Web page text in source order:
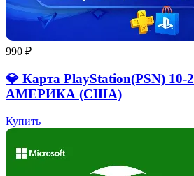
990 ₽
💎 Карта PlayStation(PSN)
АМЕРИКА (США)
Купить